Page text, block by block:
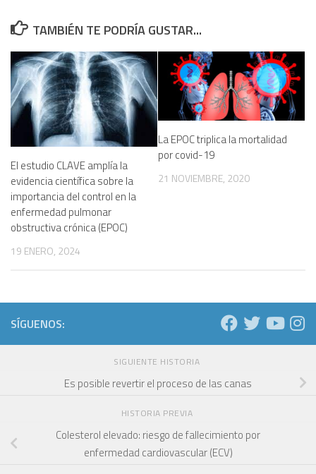
TAMBIÉN TE PODRÍA GUSTAR...
El estudio CLAVE amplía la
evidencia científica sobre la
importancia del control en la
enfermedad pulmonar
obstructiva crónica (EPOC)
19 ENERO, 2024
La EPOC triplica la mortalidad
por covid-19
21 NOVIEMBRE, 2020
SÍGUENOS:
SIGUIENTE HISTORIA
Es posible revertir el proceso de las canas
HISTORIA PREVIA
Colesterol elevado: riesgo de fallecimiento por
enfermedad cardiovascular (ECV)